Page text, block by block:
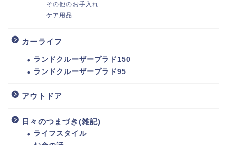
その他のお手入れ
ケア用品
カーライフ
ランドクルーザープラド150
ランドクルーザープラド95
アウトドア
日々のつまづき(雑記)
ライフスタイル